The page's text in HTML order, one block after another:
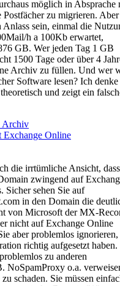
möglich in Absprache
zu migrieren. Aber
Anlass sein, einmal die
h a 100Kb erwartet,
GB. Wer jeden Tag 1 GB
1500 Tage oder über 4
Archiv zu füllen. Und wer
Software lesen? Ich denke
und zeigt ein
Archiv
Online
die irrtümliche Ansicht, dass
zwingend auf
Sicher sehen Sie auf
in den Domain die
von Microsoft der MX-
nicht auf Exchange Online
aber problemlos ignorieren,
richtig aufgesetzt haben.
zu anderen
NoSpamProxy o.a.
schaden. Sie müssen